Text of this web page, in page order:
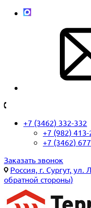
+7 (3462) 332-332
+7 (982) 413-
+7 (3462)
Заказать звонок
Россия, г. Сургут,
обратной стороны)